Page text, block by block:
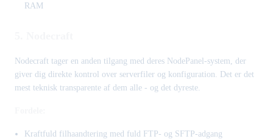
RAM
Nodecraft tager en anden tilgang med deres NodePanel-system, der
giver dig direkte kontrol over serverfiler og konfiguration. Det er det
mest teknisk transparente af dem alle - og det dyreste.
Kraftfuld filhaandtering med fuld FTP- og SFTP-adgang